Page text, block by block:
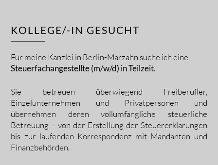
KOLLEGE/-IN GESUCHT
Für meine Kanzlei in Berlin-Marzahn suche ich eine
Steuerfachangestellte (m/w/d) in Teilzeit.
Sie betreuen überwiegend Freiberufler,
Einzelunternehmen und Privatpersonen und
übernehmen deren vollumfängliche steuerliche
Betreuung – von der Erstellung der Steuererklärungen
bis zur laufenden Korrespondenz mit Mandanten und
Finanzbehörden.